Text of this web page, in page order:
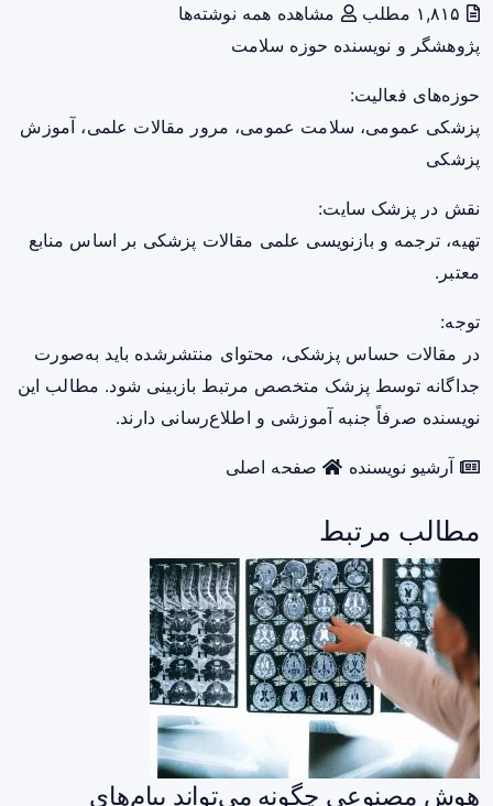
مشاهده همه نوشته‌ها
پژوهشگر و نویسنده حوزه سلامت
حوزه‌های فعالیت:
پزشکی عمومی، سلامت عمومی، مرور مقالات علمی، آموزش
پزشکی
نقش در پزشک سایت:
تهیه، ترجمه و بازنویسی علمی مقالات پزشکی بر اساس منابع
معتبر.
توجه:
در مقالات حساس پزشکی، محتوای منتشرشده باید به‌صورت
جداگانه توسط پزشک متخصص مرتبط بازبینی شود. مطالب این
نویسنده صرفاً جنبه آموزشی و اطلاع‌رسانی دارند.
آرشیو نویسنده صفحه اصلی
مطالب مرتبط
هوش مصنوعی چگونه می‌تواند پیام‌های